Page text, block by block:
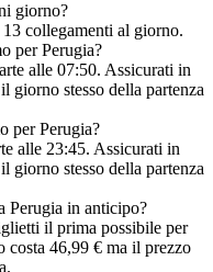
giorno?
collegamenti al giorno.
per Perugia?
alle 07:50. Assicurati in
stesso della partenza
per Perugia?
alle 23:45. Assicurati in
stesso della partenza
Perugia in anticipo?
il prima possibile per
costa 46,99 € ma il prezzo